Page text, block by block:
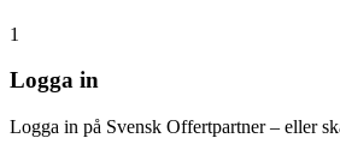
1
Logga in
Logga in på Svensk Offertpartner – eller